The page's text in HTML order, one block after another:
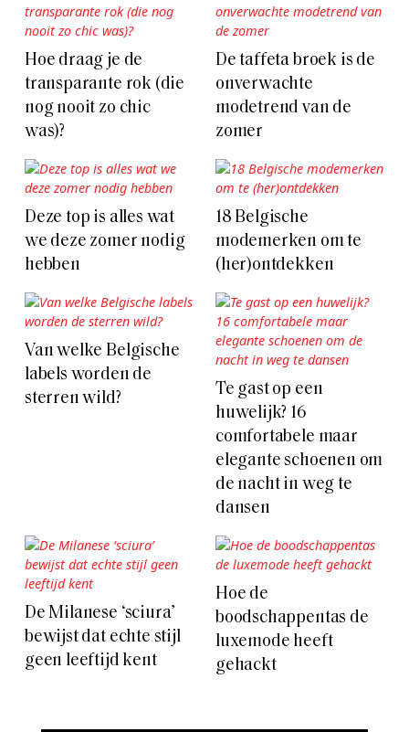
Hoe draag je de
transparante rok (die
nog nooit zo chic
was)?
De taffeta broek is de
onverwachte
modetrend van de
zomer
Deze top is alles wat
we deze zomer nodig
hebben
18 Belgische
modemerken om te
(her)ontdekken
Van welke Belgische
labels worden de
sterren wild?
Te gast op een
huwelijk? 16
comfortabele maar
elegante schoenen om
de nacht in weg te
dansen
De Milanese ‘sciura’
bewijst dat echte stijl
geen leeftijd kent
Hoe de
boodschappentas de
luxemode heeft
gehackt